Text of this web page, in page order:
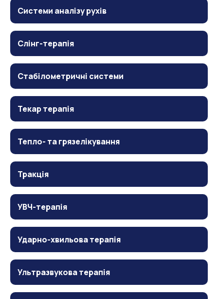
Системи аналізу рухів
Слінг-терапія
Стабілометричні системи
Текар терапія
Тепло- та грязелікування
Тракція
УВЧ-терапія
Ударно-хвильова терапія
Ультразвукова терапія